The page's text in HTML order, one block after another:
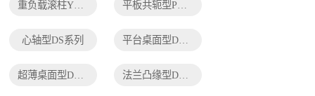
心轴型DS系列 平台桌面型DT系列
法兰凸缘型DF系列